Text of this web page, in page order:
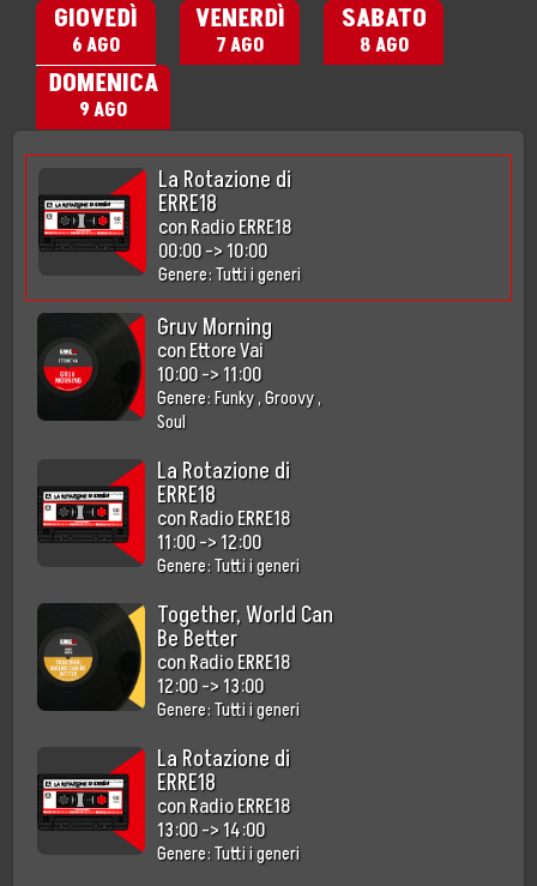
GIOVEDÌ
6 AGO
VENERDÌ
7 AGO
SABATO
8 AGO
DOMENICA
9 AGO
La Rotazione di
ERRE18
conRadio ERRE18
00:00->10:00
Genere:Tutti i generi
Gruv Morning
conEttore Vai
10:00->11:00
Genere:Funky,Groovy,
Soul
La Rotazione di
ERRE18
conRadio ERRE18
11:00->12:00
Genere:Tutti i generi
Together, World Can
Be Better
conRadio ERRE18
12:00->13:00
Genere:Tutti i generi
La Rotazione di
ERRE18
conRadio ERRE18
13:00->14:00
Genere:Tutti i generi